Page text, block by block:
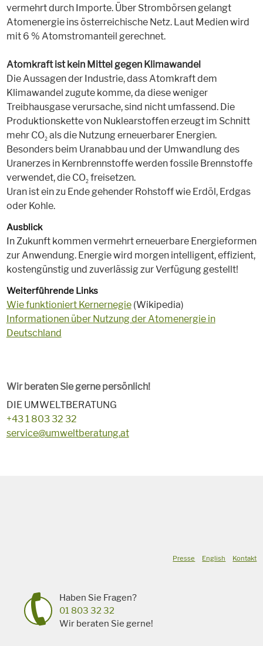
vermehrt durch Importe. Über Strombörsen gelangt
Atomenergie ins österreichische Netz. Laut Medien wird
mit 6 % Atomstromanteil gerechnet.
Atomkraft ist kein Mittel gegen Klimawandel
Die Aussagen der Industrie, dass Atomkraft dem
Klimawandel zugute komme, da diese weniger
Treibhausgase verursache, sind nicht umfassend. Die
Produktionskette von Nuklearstoffen erzeugt im Schnitt
mehr CO2als die Nutzung erneuerbarer Energien.
Besonders beim Uranabbau und der Umwandlung des
Uranerzes in Kernbrennstoffe werden fossile Brennstoffe
verwendet, die CO2freisetzen.
Uran ist ein zu Ende gehender Rohstoff wie Erdöl, Erdgas
oder Kohle.
Ausblick
In Zukunft kommen vermehrt erneuerbare Energieformen
zur Anwendung. Energie wird morgen intelligent, effizient,
kostengünstig und zuverlässig zur Verfügung gestellt!
Weiterführende Links
Wie funktioniert Kernernegie(Wikipedia)
Informationen über Nutzung der Atomenergie in
Deutschland
Wir beraten Sie gerne persönlich!
DIE UMWELTBERATUNG
+43 1 803 32 32
service@umweltberatung.at
Presse English Kontakt
Haben Sie Fragen?
01 803 32 32
Wir beraten Sie gerne!